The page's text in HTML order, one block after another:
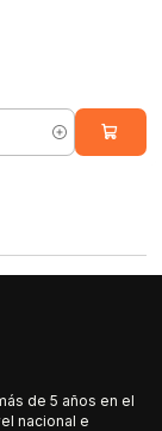
de 5 años en el
nacional e